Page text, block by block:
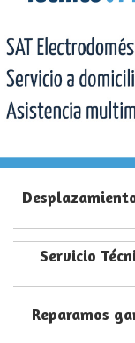
Servicio
Reparamos